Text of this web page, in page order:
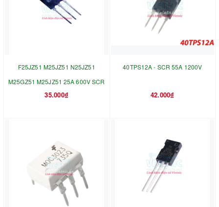
F25JZ51 M25JZ51 N25JZ51
M25GZ51 M25JZ51 25A 600V SCR
35.000₫
40TPS12A - SCR 55A 1200V
42.000₫